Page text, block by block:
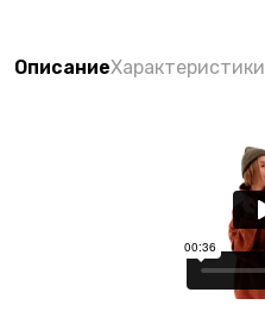
ОписаниеХарактеристики